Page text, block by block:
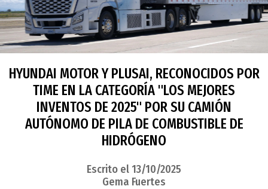
HYUNDAI MOTOR Y PLUSAI, RECONOCIDOS POR
TIME EN LA CATEGORÍA "LOS MEJORES
INVENTOS DE 2025" POR SU CAMIÓN
AUTÓNOMO DE PILA DE COMBUSTIBLE DE
HIDRÓGENO
Escrito el 13/10/2025
Gema Fuertes